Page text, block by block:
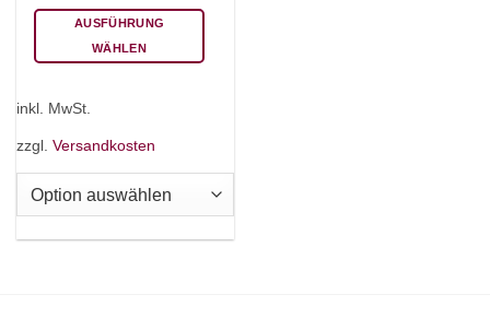
AUSFÜHRUNG
WÄHLEN
mehrere
auf.
inkl. MwSt.
zzgl. Versandkosten